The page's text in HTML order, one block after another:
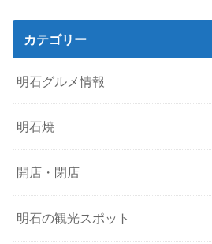
カテゴリー
明石グルメ情報
明石焼
開店・閉店
明石の観光スポット